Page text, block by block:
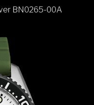
BN0265-00A